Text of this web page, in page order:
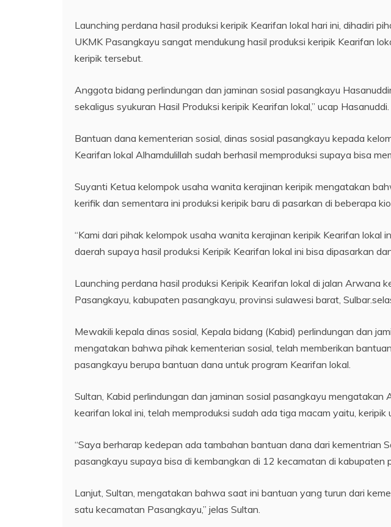
Launching perdana hasil produksi keripik Kearifan lokal hari ini, dihadiri
UKMK Pasangkayu sangat mendukung hasil produksi keripik Kearifan
keripik tersebut.
Anggota bidang perlindungan dan jaminan sosial pasangkayu
sekaligus syukuran Hasil Produksi keripik Kearifan lokal,” ucap Hasanuddi.
Bantuan dana kementerian sosial, dinas sosial pasangkayu kepada
Kearifan lokal Alhamdulillah sudah berhasil memproduksi supaya bisa
Suyanti Ketua kelompok usaha wanita kerajinan keripik mengatakan
kerifik dan sementara ini produksi keripik baru di pasarkan di beberapa
“Kami dari pihak kelompok usaha wanita kerajinan keripik Kearifan lokal
daerah supaya hasil produksi Keripik Kearifan lokal ini bisa dipasarkan
Launching perdana hasil produksi Keripik Kearifan lokal di jalan Arwana
Pasangkayu, kabupaten pasangkayu, provinsi sulawesi barat,
Mewakili kepala dinas sosial, Kepala bidang (Kabid) perlindungan dan
mengatakan bahwa pihak kementerian sosial, telah memberikan
pasangkayu berupa bantuan dana untuk program Kearifan lokal.
Sultan, Kabid perlindungan dan jaminan sosial pasangkayu mengatakan
kearifan lokal ini, telah memproduksi sudah ada tiga macam yaitu, keripik
“Saya berharap kedepan ada tambahan bantuan dana dari kementrian
pasangkayu supaya bisa di kembangkan di 12 kecamatan di kabupaten
Lanjut, Sultan, mengatakan bahwa saat ini bantuan yang turun dari
satu kecamatan Pasangkayu,” jelas Sultan.